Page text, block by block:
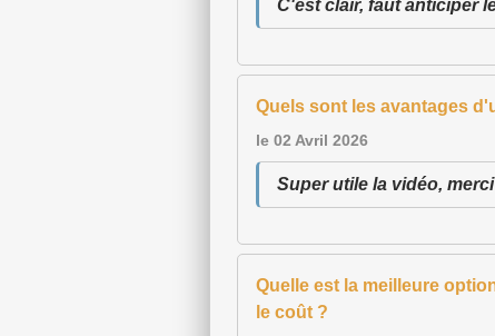
C'est clair, faut anticiper
Quels sont les avantages
le 02 Avril 2026
Super utile la vidéo,
Quelle est la meilleure
le coût ?